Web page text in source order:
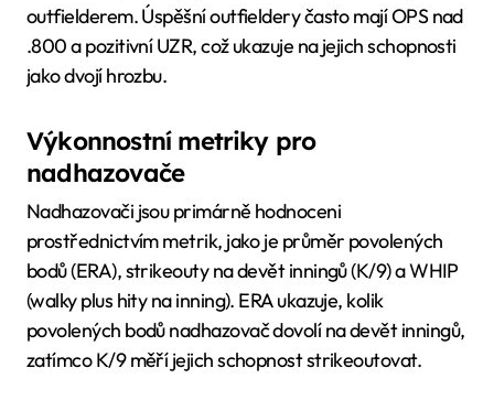
outfielderem. Úspěšní outfieldery často mají OPS nad
.800 a pozitivní UZR, což ukazuje na jejich schopnosti
jako dvojí hrozbu.
Výkonnostní metriky pro
nadhazovače
Nadhazovači jsou primárně hodnoceni
prostřednictvím metrik, jako je průměr povolených
bodů (ERA), strikeouty na devět inningů (K/9) a WHIP
(walky plus hity na inning). ERA ukazuje, kolik
povolených bodů nadhazovač dovolí na devět inningů,
zatímco K/9 měří jejich schopnost strikeoutovat.